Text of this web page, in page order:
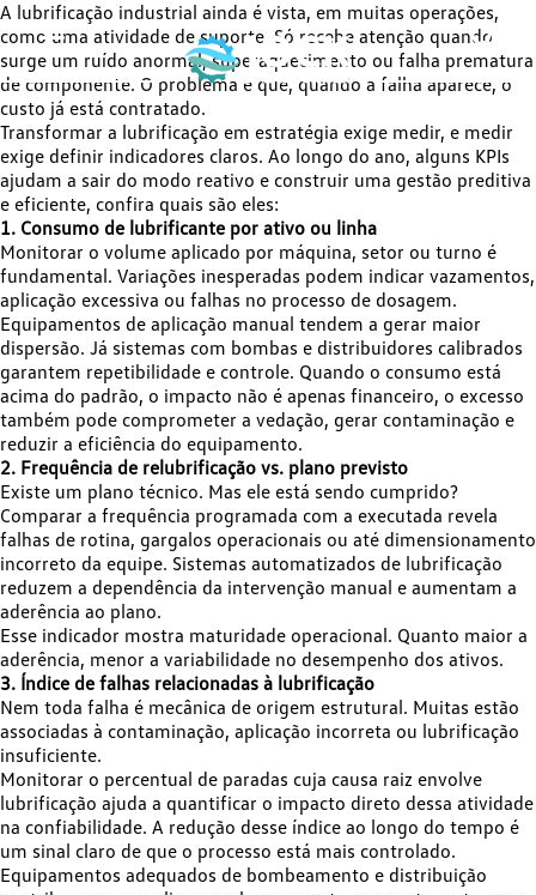
A lubrificação industrial ainda é vista, em muitas operações,
como uma atividade de suporte. Só recebe atenção quando
surge um ruído anormal, superaquecimento ou falha prematura
de componente. O problema é que, quando a falha aparece, o
custo já está contratado.
Transformar a lubrificação em estratégia exige medir, e medir
exige definir indicadores claros. Ao longo do ano, alguns KPIs
ajudam a sair do modo reativo e construir uma gestão preditiva
e eficiente, confira quais são eles:
1. Consumo de lubrificante por ativo ou linha
Monitorar o volume aplicado por máquina, setor ou turno é
fundamental. Variações inesperadas podem indicar vazamentos,
aplicação excessiva ou falhas no processo de dosagem.
Equipamentos de aplicação manual tendem a gerar maior
dispersão. Já sistemas com bombas e distribuidores calibrados
garantem repetibilidade e controle. Quando o consumo está
acima do padrão, o impacto não é apenas financeiro, o excesso
também pode comprometer a vedação, gerar contaminação e
reduzir a eficiência do equipamento.
2. Frequência de relubrificação vs. plano previsto
Existe um plano técnico. Mas ele está sendo cumprido?
Comparar a frequência programada com a executada revela
falhas de rotina, gargalos operacionais ou até dimensionamento
incorreto da equipe. Sistemas automatizados de lubrificação
reduzem a dependência da intervenção manual e aumentam a
aderência ao plano.
Esse indicador mostra maturidade operacional. Quanto maior a
aderência, menor a variabilidade no desempenho dos ativos.
3. Índice de falhas relacionadas à lubrificação
Nem toda falha é mecânica de origem estrutural. Muitas estão
associadas à contaminação, aplicação incorreta ou lubrificação
insuficiente.
Monitorar o percentual de paradas cuja causa raiz envolve
lubrificação ajuda a quantificar o impacto direto dessa atividade
na confiabilidade. A redução desse índice ao longo do tempo é
um sinal claro de que o processo está mais controlado.
Equipamentos adequados de bombeamento e distribuição